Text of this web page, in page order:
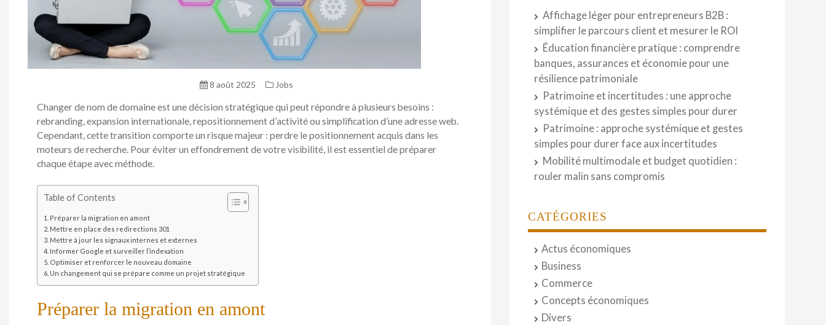
8 août 2025 Jobs
Changer de nom de domaine est une décision stratégique qui peut répondre à plusieurs besoins :
rebranding, expansion internationale, repositionnement d’activité ou simplification d’une adresse web.
Cependant, cette transition comporte un risque majeur : perdre le positionnement acquis dans les
moteurs de recherche. Pour éviter un effondrement de votre visibilité, il est essentiel de préparer
chaque étape avec méthode.
Table of Contents
Préparer la migration en amont
Mettre en place des redirections 301
Mettre à jour les signaux internes et externes
Informer Google et surveiller l’indexation
Optimiser et renforcer le nouveau domaine
Un changement qui se prépare comme un projet stratégique
Préparer la migration en amont
Affichage léger pour entrepreneurs B2B :
simplifier le parcours client et mesurer le ROI
Éducation financière pratique : comprendre
banques, assurances et économie pour une
résilience patrimoniale
Patrimoine et incertitudes : une approche
systémique et des gestes simples pour durer
Patrimoine : approche systémique et gestes
simples pour durer face aux incertitudes
Mobilité multimodale et budget quotidien :
rouler malin sans compromis
CATÉGORIES
Actus économiques
Business
Commerce
Concepts économiques
Divers